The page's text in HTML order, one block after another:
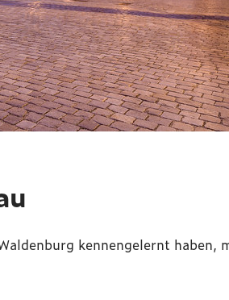
kennengelernt haben,